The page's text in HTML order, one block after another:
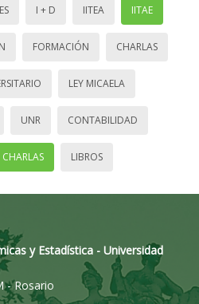
I + D IITEA IITAE
FORMACIÓN CHARLAS
LEY MICAELA
UNR CONTABILIDAD
CHARLAS LIBROS
y Estadística - Universidad
- Rosario